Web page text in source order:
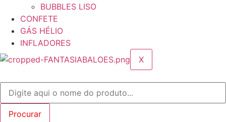
BUBBLES LISO
CONFETE
GÁS HÉLIO
INFLADORES
X